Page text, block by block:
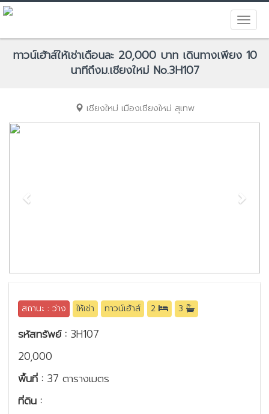
ทาวน์เฮ้าส์ให้เช่าเดือนละ 20,000 บาท เดินทางเพียง 10
นาทีถึงม.เชียงใหม่ No.3H107
เชียงใหม่ เมืองเชียงใหม่ สุเทพ
สถานะ : ว่าง ให้เช่า ทาวน์เฮ้าส์ 2 3
รหัสทรัพย์ : 3H107
20,000
พื้นที่ : 37 ตารางเมตร
ที่ดิน :